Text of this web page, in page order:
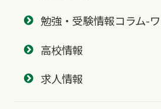
勉強・受験情報コラム-
高校情報
求人情報